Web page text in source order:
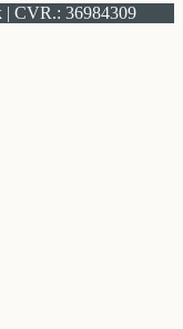
| CVR.: 36984309